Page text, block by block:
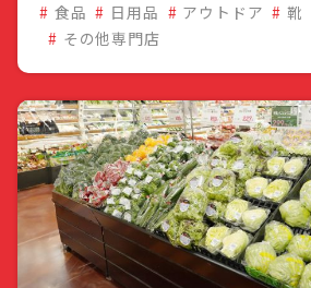
食品 日用品 アウトドア 靴
その他専門店